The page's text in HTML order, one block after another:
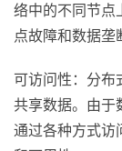
络中的不同节点
点故障和数据垄
可访问性：分布
共享数据。由于
通过各种方式访